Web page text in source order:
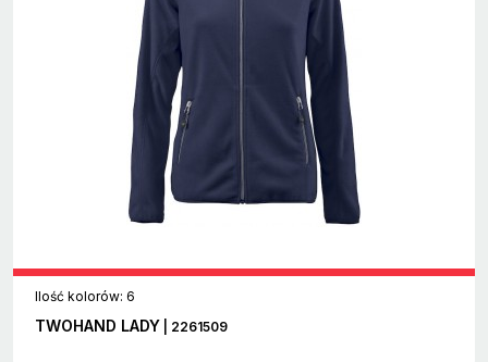
Ilość kolorów: 6
TWOHAND LADY | 2261509